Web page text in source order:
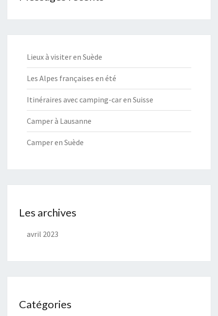
Lieux à visiter en Suède
Les Alpes françaises en été
Itinéraires avec camping-car en Suisse
Camper à Lausanne
Camper en Suède
Les archives
avril 2023
Catégories